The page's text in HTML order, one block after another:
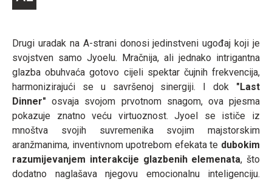
Drugi uradak na A-strani donosi jedinstveni ugođaj koji je
svojstven samo Jyoelu. Mračnija, ali jednako intrigantna
glazba obuhvaća gotovo cijeli spektar čujnih frekvencija,
harmonizirajući se u savršenoj sinergiji. I dok "Last
Dinner"osvaja svojom prvotnom snagom, ova pjesma
pokazuje znatno veću virtuoznost. Jyoel se ističe iz
mnoštva svojih suvremenika svojim majstorskim
aranžmanima, inventivnom upotrebom efekata te dubokim
razumijevanjem interakcije glazbenih elemenata, što
dodatno naglašava njegovu emocionalnu inteligenciju.